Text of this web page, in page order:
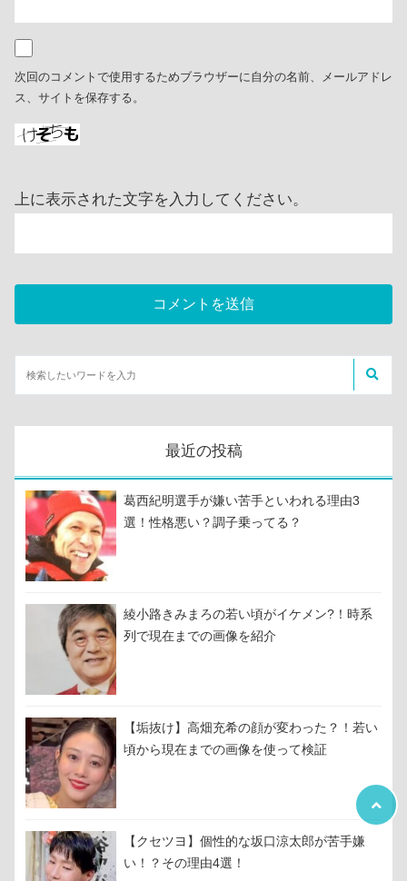
次回のコメントで使用するためブラウザーに自分の名前、メールアドレ
ス、サイトを保存する。
上に表示された文字を入力してください。
最近の投稿
葛西紀明選手が嫌い苦手といわれる理由3
選！性格悪い？調子乗ってる？
綾小路きみまろの若い頃がイケメン?！時系
列で現在までの画像を紹介
【垢抜け】高畑充希の顔が変わった？！若い
頃から現在までの画像を使って検証
【クセツヨ】個性的な坂口涼太郎が苦手嫌
い！？その理由4選！